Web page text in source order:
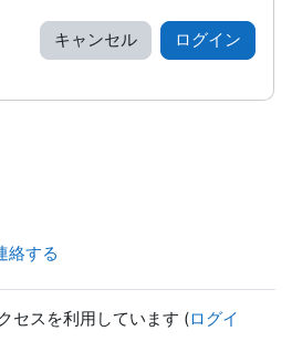
キャンセル ログイン
絡する
セスを利用しています (ログイ